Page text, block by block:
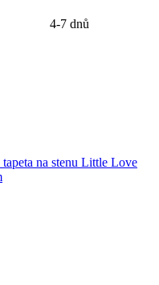
4-7 dnů
na stenu Little Love